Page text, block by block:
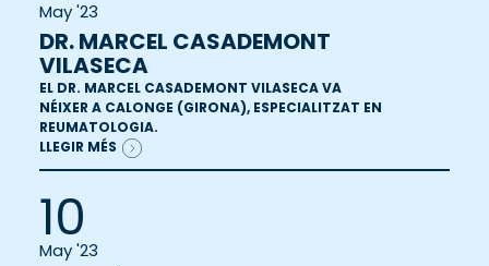
May '23
DR. MARCEL CASADEMONT
VILASECA
EL DR. MARCEL CASADEMONT VILASECA VA
NÉIXER A CALONGE (GIRONA), ESPECIALITZAT EN
REUMATOLOGIA.
LLEGIR MÉS
10
May '23